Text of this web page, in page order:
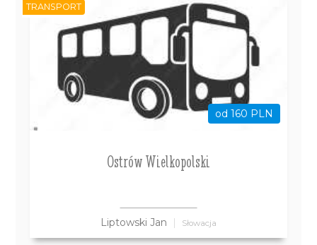
od 160 PLN
Ostrów Wielkopolski
Liptowski Jan Słowacja
TRANSPORT